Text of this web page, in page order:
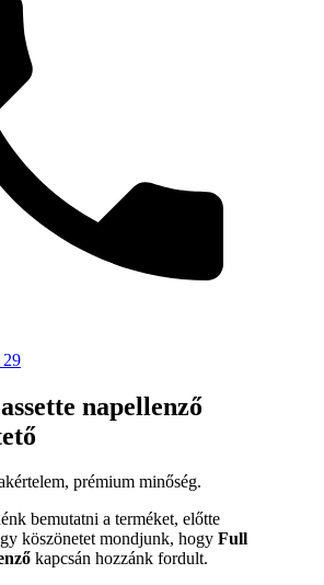
29
napellenző
prémium minőség.
bemutatni a terméket, előtte
köszönetet mondjunk, hogy Full
kapcsán hozzánk fordult.